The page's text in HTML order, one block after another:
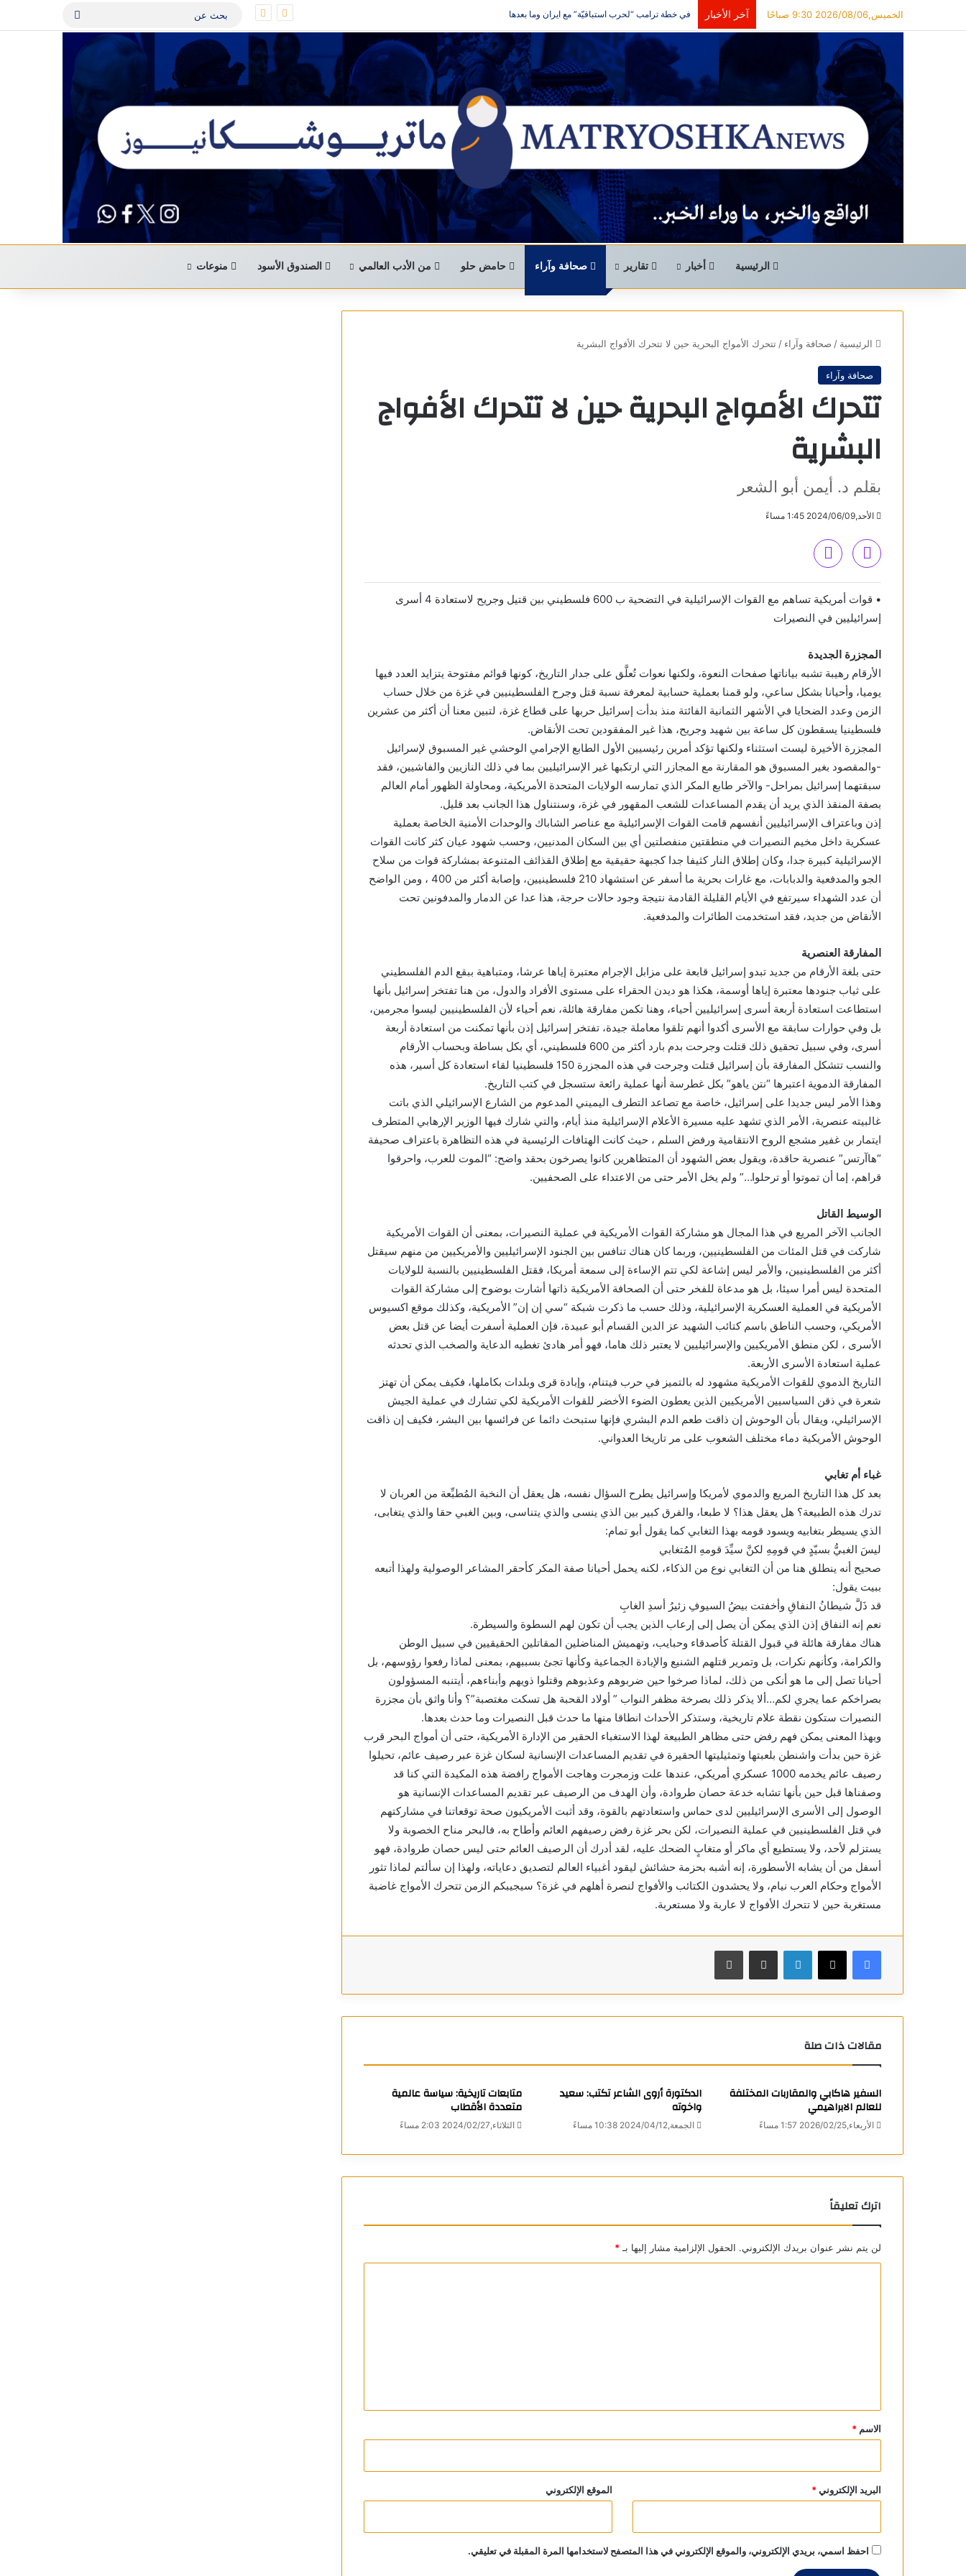
الخميس,2026/08/06 9:30 صباحًا آخر الأخبار في خطة ترامب “لحرب استباقيّة” مع ايران وما بعدها
الرئيسية أخبار تقارير صحافة وآراء حامض حلو من الأدب العالمي الصندوق الأسود منوعات
الرئيسية / صحافة وآراء / تتحرك الأمواج البحرية حين لا تتحرك الأفواج البشرية
صحافة وآراء
تتحرك الأمواج البحرية حين لا تتحرك الأفواج
البشرية
بقلم د. أيمن أبو الشعر
الأحد,2024/06/09 1:45 مساءً
• قوات أمريكية تساهم مع القوات الإسرائيلية في التضحية ب 600 فلسطيني بين قتيل وجريح لاستعادة 4 أسرى
إسرائيليين في النصيرات
المجزرة الجديدة
الأرقام رهيبة تشبه بياناتها صفحات النعوة، ولكنها نعوات تُعلَّق على جدار التاريخ، كونها قوائم مفتوحة يتزايد العدد فيها
يوميا، وأحيانا بشكل ساعي، ولو قمنا بعملية حسابية لمعرفة نسبة قتل وجرح الفلسطينيين في غزة من خلال حساب
الزمن وعدد الضحايا في الأشهر الثمانية الفائتة منذ بدأت إسرائيل حربها على قطاع غزة، لتبين معنا أن أكثر من عشرين
فلسطينيا يسقطون كل ساعة بين شهيد وجريح، هذا غير المفقودين تحت الأنقاض.
المجزرة الأخيرة ليست استثناء ولكنها تؤكد أمرين رئيسيين الأول الطابع الإجرامي الوحشي غير المسبوق لإسرائيل
-والمقصود بغير المسبوق هو المقارنة مع المجازر التي ارتكبها غير الإسرائيليين بما في ذلك النازيين والفاشيين، فقد
سبقتهما إسرائيل بمراحل- والآخر طابع المكر الذي تمارسه الولايات المتحدة الأمريكية، ومحاولة الظهور أمام العالم
بصفة المنقذ الذي يريد أن يقدم المساعدات للشعب المقهور في غزة، وسنتناول هذا الجانب بعد قليل.
إذن وباعتراف الإسرائيليين أنفسهم قامت القوات الإسرائيلية مع عناصر الشاباك والوحدات الأمنية الخاصة بعملية
عسكرية داخل مخيم النصيرات في منطقتين منفصلتين أي بين السكان المدنيين، وحسب شهود عيان كثر كانت القوات
الإسرائيلية كبيرة جدا، وكان إطلاق النار كثيفا جدا كجبهة حقيقية مع إطلاق القذائف المتنوعة بمشاركة قوات من سلاح
الجو والمدفعية والدبابات، مع غارات بحرية ما أسفر عن استشهاد 210 فلسطينيين، وإصابة أكثر من 400 ، ومن الواضح
أن عدد الشهداء سيرتفع في الأيام القليلة القادمة نتيجة وجود حالات حرجة، هذا عدا عن الدمار والمدفونين تحت
الأنقاض من جديد، فقد استخدمت الطائرات والمدفعية.
المفارقة العنصرية
حتى بلغة الأرقام من جديد تبدو إسرائيل قابعة على مزابل الإجرام معتبرة إياها عرشا، ومتباهية ببقع الدم الفلسطيني
على ثياب جنودها معتبرة إياها أوسمة، هكذا هو ديدن الحقراء على مستوى الأفراد والدول، من هنا تفتخر إسرائيل بأنها
استطاعت استعادة أربعة أسرى إسرائيليين أحياء، وهنا تكمن مفارقة هائلة، نعم أحياء لأن الفلسطينيين ليسوا مجرمين،
بل وفي حوارات سابقة مع الأسرى أكدوا أنهم تلقوا معاملة جيدة، تفتخر إسرائيل إذن بأنها تمكنت من استعادة أربعة
أسرى، وفي سبيل تحقيق ذلك قتلت وجرحت بدم بارد أكثر من 600 فلسطيني، أي بكل بساطة وبحساب الأرقام
والنسب تتشكل المفارقة بأن إسرائيل قتلت وجرحت في هذه المجزرة 150 فلسطينيا لقاء استعادة كل أسير، هذه
المفارقة الدموية اعتبرها “نتن ياهو” بكل غطرسة أنها عملية رائعة ستسجل في كتب التاريخ.
وهذا الأمر ليس جديدا على إسرائيل، خاصة مع تصاعد التطرف اليميني المدعوم من الشارع الإسرائيلي الذي باتت
غالبيته عنصرية، الأمر الذي تشهد عليه مسيرة الأعلام الإسرائيلية منذ أيام، والتي شارك فيها الوزير الإرهابي المتطرف
ايتمار بن غفير مشجع الروح الانتقامية ورفض السلم ، حيث كانت الهتافات الرئيسية في هذه التظاهرة باعتراف صحيفة
“هاآرتس” عنصرية حاقدة، ويقول بعض الشهود أن المتظاهرين كانوا يصرخون بحقد واضح: “الموت للعرب، واحرقوا
قراهم، إما أن تموتوا أو ترحلوا…” ولم يخل الأمر حتى من الاعتداء على الصحفيين.
الوسيط القاتل
الجانب الآخر المريع في هذا المجال هو مشاركة القوات الأمريكية في عملية النصيرات، بمعنى أن القوات الأمريكية
شاركت في قتل المئات من الفلسطينيين، وربما كان هناك تنافس بين الجنود الإسرائيليين والأمريكيين من منهم سيقتل
أكثر من الفلسطينيين، والأمر ليس إشاعة لكي تتم الإساءة إلى سمعة أمريكا، فقتل الفلسطينيين بالنسبة للولايات
المتحدة ليس أمرا سيئا، بل هو مدعاة للفخر حتى أن الصحافة الأمريكية ذاتها أشارت بوضوح إلى مشاركة القوات
الأمريكية في العملية العسكرية الإسرائيلية، وذلك حسب ما ذكرت شبكة “سي إن إن” الأمريكية، وكذلك موقع اكسيوس
الأمريكي، وحسب الناطق باسم كتائب الشهيد عز الدين القسام أبو عبيدة، فإن العملية أسفرت أيضا عن قتل بعض
الأسرى ، لكن منطق الأمريكيين والإسرائيليين لا يعتبر ذلك هاما، فهو أمر هادئ تغطيه الدعاية والصخب الذي تحدثه
عملية استعادة الأسرى الأربعة.
التاريخ الدموي للقوات الأمريكية مشهود له بالتميز في حرب فيتنام، وإبادة قرى وبلدات بكاملها، فكيف يمكن أن تهتز
شعرة في ذقن السياسيين الأمريكيين الذين يعطون الضوء الأخضر للقوات الأمريكية لكي تشارك في عملية الجيش
الإسرائيلي، ويقال بأن الوحوش إن ذاقت طعم الدم البشري فإنها ستبحث دائما عن فرائسها بين البشر، فكيف إن ذاقت
الوحوش الأمريكية دماء مختلف الشعوب على مر تاريخا العدواني.
غباء أم تغابي
بعد كل هذا التاريخ المريع والدموي لأمريكا وإسرائيل يطرح السؤال نفسه، هل يعقل أن النخبة المُطبِّعة من العربان لا
تدرك هذه الطبيعة؟ هل يعقل هذا؟ لا طبعا، والفرق كبير بين الذي ينسى والذي يتناسى، وبين الغبي حقا والذي يتغابى،
الذي يسيطر بتغابيه ويسود قومه بهذا التغابي كما يقول أبو تمام:
ليسَ الغبيُّ بسيّدٍ في قومِهِ لكنَّ سيِّدَ قومهِ المُتغابي
صحيح أنه ينطلق هنا من أن التغابي نوع من الذكاء، لكنه يحمل أحيانا صفة المكر كأحقر المشاعر الوصولية ولهذا أتبعه
ببيت يقول:
قد ذَلَّ شيطانُ النفاقِ وأخفتت بيضُ السيوفِ زئيرُ أسدِ الغابِ
نعم إنه النفاق إذن الذي يمكن أن يصل إلى إرعاب الذين يجب أن تكون لهم السطوة والسيطرة.
هناك مفارقة هائلة في قبول القتلة كأصدقاء وحبايب، وتهميش المناضلين المقاتلين الحقيقيين في سبيل الوطن
والكرامة، وكأنهم نكرات، بل وتمرير قتلهم الشنيع والإبادة الجماعية وكأنها تجئ بسببهم، بمعنى لماذا رفعوا رؤوسهم، بل
أحيانا تصل إلى ما هو أنكى من ذلك، لماذا صرخوا حين ضربوهم وعذبوهم وقتلوا ذويهم وأبناءهم، أيتنبه المسؤولون
بصراخكم عما يجري لكم…ألا يذكر ذلك بصرخة مظفر النواب ” أولاد القحبة هل تسكت مغتصبة”؟ وأنا واثق بأن مجزرة
النصيرات ستكون نقطة علام تاريخية، وستذكر الأحداث انطاقا منها ما حدث قبل النصيرات وما حدث بعدها.
وبهذا المعنى يمكن فهم رفض حتى مظاهر الطبيعة لهذا الاستغباء الحقير من الإدارة الأمريكية، حتى أن أمواج البحر قرب
غزة حين بدأت واشنطن بلعبتها وتمثيليتها الحقيرة في تقديم المساعدات الإنسانية لسكان غزة عبر رصيف عائم، تحيلوا
رصيف عائم يخدمه 1000 عسكري أمريكي، عندها علت وزمجرت وهاجت الأمواج رافضة هذه المكيدة التي كنا قد
وصفناها قبل حين بأنها تشابه خدعة حصان طروادة، وأن الهدف من الرصيف عبر تقديم المساعدات الإنسانية هو
الوصول إلى الأسرى الإسرائيليين لدى حماس واستعادتهم بالقوة، وقد أثبت الأمريكيون صحة توقعاتنا في مشاركتهم
في قتل الفلسطينيين في عملية النصيرات، لكن بحر غزة رفض رصيفهم العائم وأطاح به، فالبحر مناح الخصوبة ولا
يستزلم لأحد، ولا يستطيع أي ماكر أو متغابٍ الضحك عليه، لقد أدرك أن الرصيف العائم حتى ليس حصان طروادة، فهو
أسفل من أن يشابه الأسطورة، إنه أشبه بحزمة حشائش ليقود أغبياء العالم لتصديق دعاياته، ولهذا إن سألتم لماذا تثور
الأمواج وحكام العرب نيام، ولا يحشدون الكتائب والأفواج لنصرة أهلهم في غزة؟ سيجيبكم الزمن تتحرك الأمواج غاضبة
مستغربة حين لا تتحرك الأفواج لا عاربة ولا مستعربة.
فيسبوك لينكدإن
مقالات ذات صلة
السفير هاكابي والمقاربات المختلفة
للعالم الابراهيمي
الأربعاء,2026/02/25 1:57 مساءً
الدكتورة أروى الشاعر تكتب: سعيد
واخوته
الجمعة,2024/04/12 10:38 مساءً
متابعات تاريخية: سياسة عالمية
متعددة الأقطاب
الثلاثاء,2024/02/27 2:03 مساءً
اترك تعليقاً
لن يتم نشر عنوان بريدك الإلكتروني. الحقول الإلزامية مشار إليها بـ *
*
الاسم *
البريد الإلكتروني* الموقع الإلكتروني
احفظ اسمي، بريدي الإلكتروني، والموقع الإلكتروني في هذا المتصفح لاستخدامها المرة المقبلة في تعليقي.